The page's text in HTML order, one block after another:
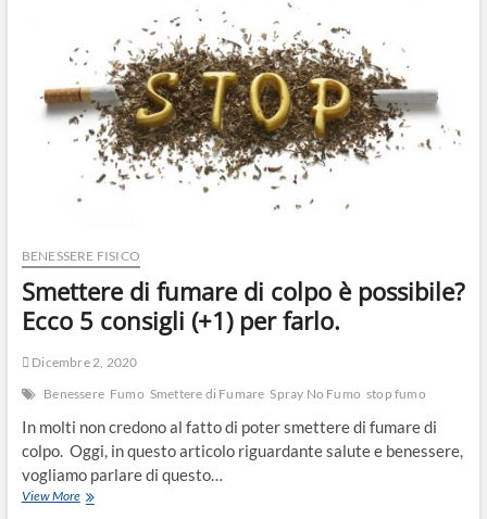
BENESSERE FISICO
Smettere di fumare di colpo è possibile?
Ecco 5 consigli (+1) per farlo.
Dicembre 2, 2020
Benessere Fumo Smettere di Fumare Spray No Fumo stop fumo
In molti non credono al fatto di poter smettere di fumare di
colpo. Oggi, in questo articolo riguardante salute e benessere,
vogliamo parlare di questo…
View More